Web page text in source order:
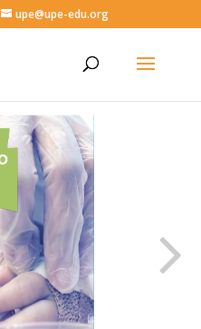
upe@upe-edu.org